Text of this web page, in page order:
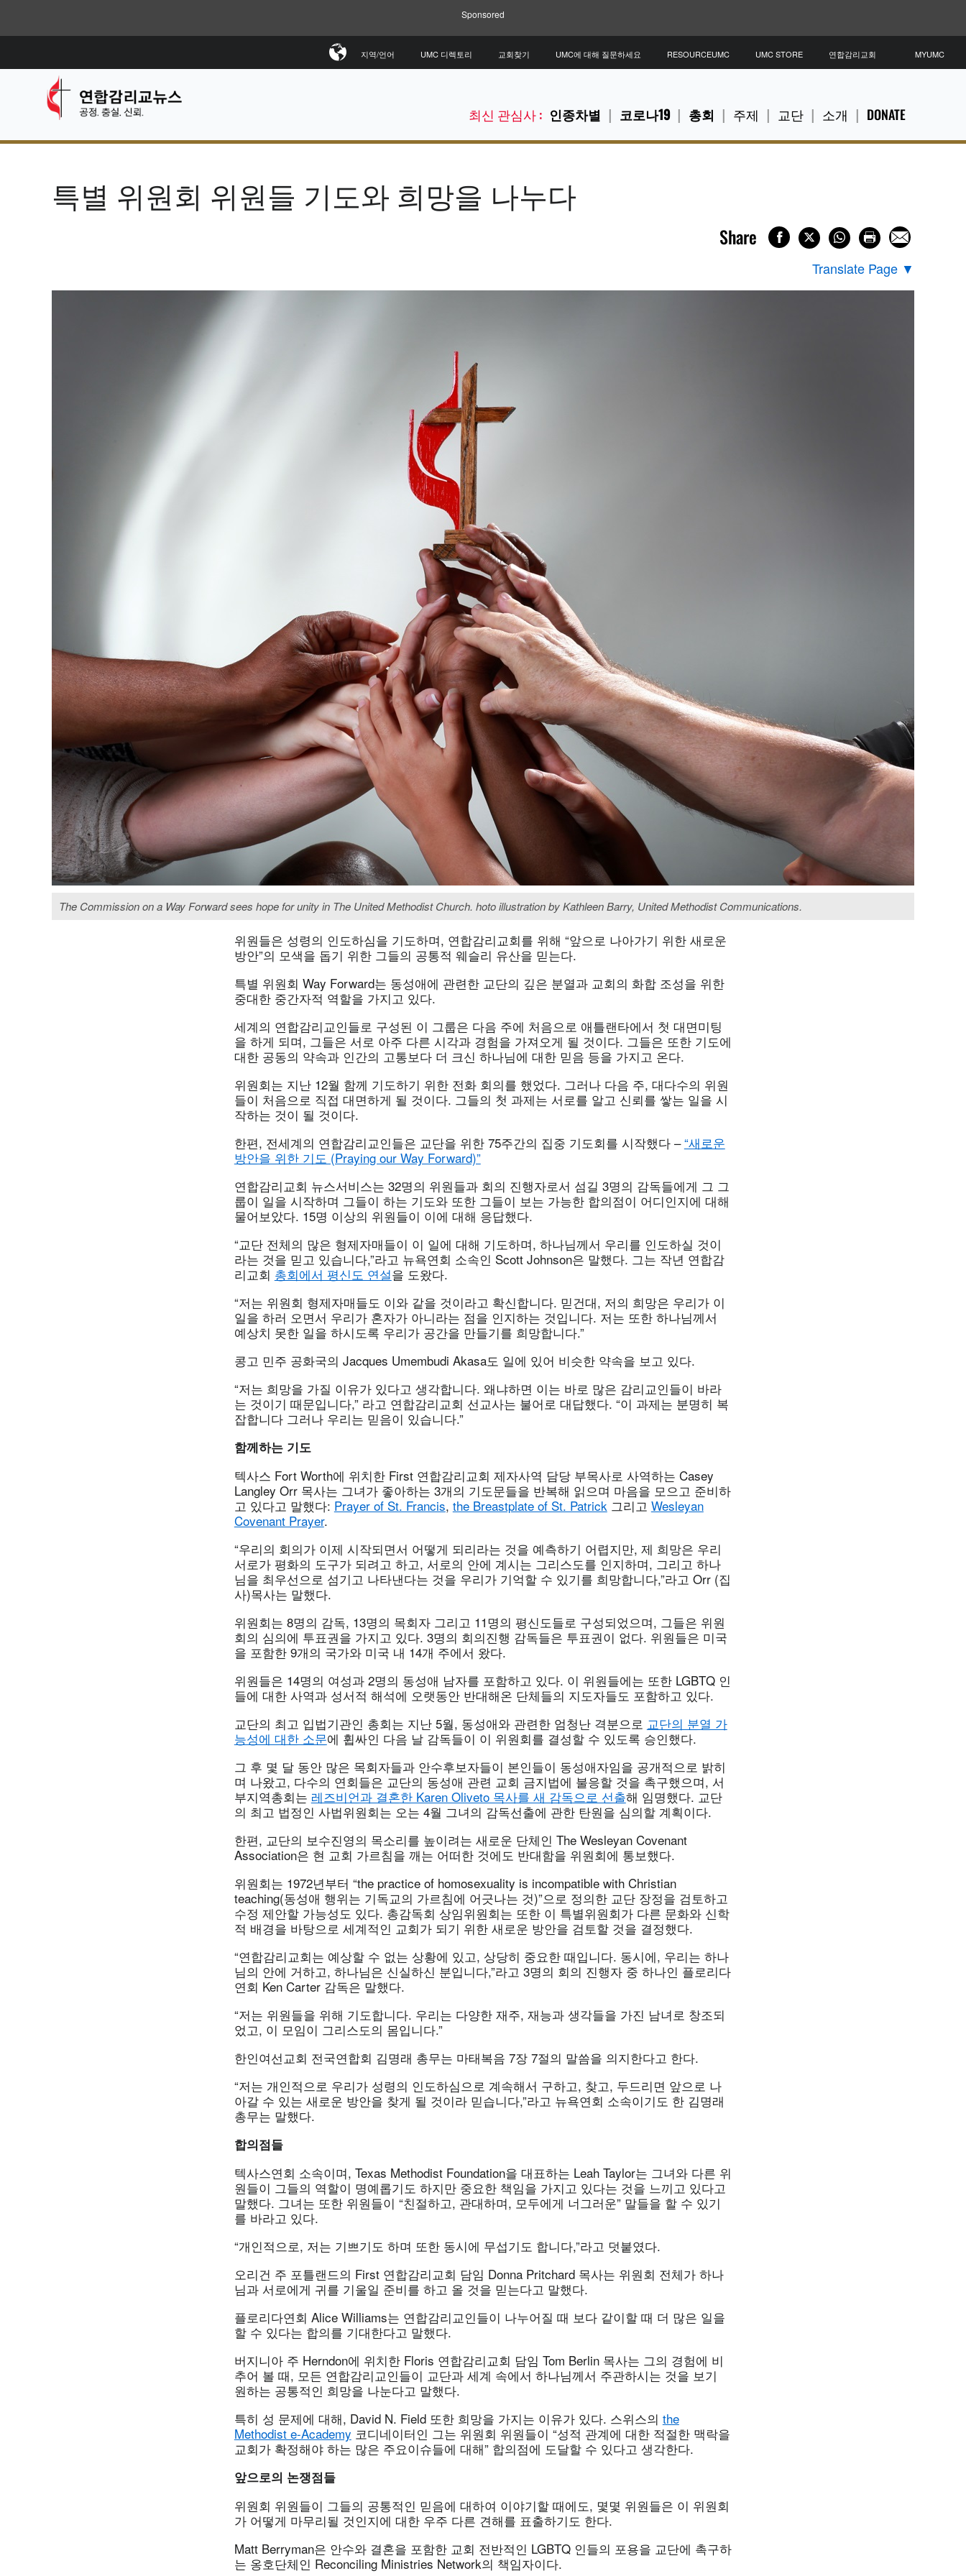
Sponsored
최신 관심사 : 인종차별 코로나19 총회 주제 교단 소개 DONATE
지역/언어 UMC 디렉토리 교회찾기 UMC에 대해 질문하세요 RESOURCEUMC UMC STORE 연합감리교회 MYUMC
특별 위원회 위원들 기도와 희망을 나누다
Share
Translate Page ▼
The Commission on a Way Forward sees hope for unity in The United Methodist Church. hoto illustration by Kathleen Barry, United Methodist Communications.
위원들은 성령의 인도하심을 기도하며, 연합감리교회를 위해 “앞으로 나아가기 위한 새로운
방안”의 모색을 돕기 위한 그들의 공통적 웨슬리 유산을 믿는다.
특별 위원회 Way Forward는 동성애에 관련한 교단의 깊은 분열과 교회의 화합 조성을 위한
중대한 중간자적 역할을 가지고 있다.
세계의 연합감리교인들로 구성된 이 그룹은 다음 주에 처음으로 애틀랜타에서 첫 대면미팅
을 하게 되며, 그들은 서로 아주 다른 시각과 경험을 가져오게 될 것이다. 그들은 또한 기도에
대한 공동의 약속과 인간의 고통보다 더 크신 하나님에 대한 믿음 등을 가지고 온다.
위원회는 지난 12월 함께 기도하기 위한 전화 회의를 했었다. 그러나 다음 주, 대다수의 위원
들이 처음으로 직접 대면하게 될 것이다. 그들의 첫 과제는 서로를 알고 신뢰를 쌓는 일을 시
작하는 것이 될 것이다.
한편, 전세계의 연합감리교인들은 교단을 위한 75주간의 집중 기도회를 시작했다 –“새로운
방안을 위한 기도 (Praying our Way Forward)”
연합감리교회 뉴스서비스는 32명의 위원들과 회의 진행자로서 섬길 3명의 감독들에게 그 그
룹이 일을 시작하며 그들이 하는 기도와 또한 그들이 보는 가능한 합의점이 어디인지에 대해
물어보았다. 15명 이상의 위원들이 이에 대해 응답했다.
“교단 전체의 많은 형제자매들이 이 일에 대해 기도하며, 하나님께서 우리를 인도하실 것이
라는 것을 믿고 있습니다,”라고 뉴욕연회 소속인 Scott Johnson은 말했다. 그는 작년 연합감
리교회 총회에서 평신도 연설을 도왔다.
“저는 위원회 형제자매들도 이와 같을 것이라고 확신합니다. 믿건대, 저의 희망은 우리가 이
일을 하러 오면서 우리가 혼자가 아니라는 점을 인지하는 것입니다. 저는 또한 하나님께서
예상치 못한 일을 하시도록 우리가 공간을 만들기를 희망합니다.”
콩고 민주 공화국의 Jacques Umembudi Akasa도 일에 있어 비슷한 약속을 보고 있다.
“저는 희망을 가질 이유가 있다고 생각합니다. 왜냐하면 이는 바로 많은 감리교인들이 바라
는 것이기 때문입니다,” 라고 연합감리교회 선교사는 불어로 대답했다. “이 과제는 분명히 복
잡합니다 그러나 우리는 믿음이 있습니다.”
함께하는 기도
텍사스 Fort Worth에 위치한 First 연합감리교회 제자사역 담당 부목사로 사역하는 Casey
Langley Orr 목사는 그녀가 좋아하는 3개의 기도문들을 반복해 읽으며 마음을 모으고 준비하
고 있다고 말했다: Prayer of St. Francis, the Breastplate of St. Patrick 그리고 Wesleyan
Covenant Prayer.
“우리의 회의가 이제 시작되면서 어떻게 되리라는 것을 예측하기 어렵지만, 제 희망은 우리
서로가 평화의 도구가 되려고 하고, 서로의 안에 계시는 그리스도를 인지하며, 그리고 하나
님을 최우선으로 섬기고 나타낸다는 것을 우리가 기억할 수 있기를 희망합니다,”라고 Orr (집
사)목사는 말했다.
위원회는 8명의 감독, 13명의 목회자 그리고 11명의 평신도들로 구성되었으며, 그들은 위원
회의 심의에 투표권을 가지고 있다. 3명의 회의진행 감독들은 투표권이 없다. 위원들은 미국
을 포함한 9개의 국가와 미국 내 14개 주에서 왔다.
위원들은 14명의 여성과 2명의 동성애 남자를 포함하고 있다. 이 위원들에는 또한 LGBTQ 인
들에 대한 사역과 성서적 해석에 오랫동안 반대해온 단체들의 지도자들도 포함하고 있다.
교단의 최고 입법기관인 총회는 지난 5월, 동성애와 관련한 엄청난 격분으로 교단의 분열 가
능성에 대한 소문에 휩싸인 다음 날 감독들이 이 위원회를 결성할 수 있도록 승인했다.
그 후 몇 달 동안 많은 목회자들과 안수후보자들이 본인들이 동성애자임을 공개적으로 밝히
며 나왔고, 다수의 연회들은 교단의 동성애 관련 교회 금지법에 불응할 것을 촉구했으며, 서
부지역총회는 레즈비언과 결혼한 Karen Oliveto 목사를 새 감독으로 선출해 임명했다. 교단
의 최고 법정인 사법위원회는 오는 4월 그녀의 감독선출에 관한 탄원을 심의할 계획이다.
한편, 교단의 보수진영의 목소리를 높이려는 새로운 단체인 The Wesleyan Covenant
Association은 현 교회 가르침을 깨는 어떠한 것에도 반대함을 위원회에 통보했다.
위원회는 1972년부터 “the practice of homosexuality is incompatible with Christian
teaching(동성애 행위는 기독교의 가르침에 어긋나는 것)”으로 정의한 교단 장정을 검토하고
수정 제안할 가능성도 있다. 총감독회 상임위원회는 또한 이 특별위원회가 다른 문화와 신학
적 배경을 바탕으로 세계적인 교회가 되기 위한 새로운 방안을 검토할 것을 결정했다.
“연합감리교회는 예상할 수 없는 상황에 있고, 상당히 중요한 때입니다. 동시에, 우리는 하나
님의 안에 거하고, 하나님은 신실하신 분입니다,”라고 3명의 회의 진행자 중 하나인 플로리다
연회 Ken Carter 감독은 말했다.
“저는 위원들을 위해 기도합니다. 우리는 다양한 재주, 재능과 생각들을 가진 남녀로 창조되
었고, 이 모임이 그리스도의 몸입니다.”
한인여선교회 전국연합회 김명래 총무는 마태복음 7장 7절의 말씀을 의지한다고 한다.
“저는 개인적으로 우리가 성령의 인도하심으로 계속해서 구하고, 찾고, 두드리면 앞으로 나
아갈 수 있는 새로운 방안을 찾게 될 것이라 믿습니다,”라고 뉴욕연회 소속이기도 한 김명래
총무는 말했다.
합의점들
텍사스연회 소속이며, Texas Methodist Foundation을 대표하는 Leah Taylor는 그녀와 다른 위
원들이 그들의 역할이 명예롭기도 하지만 중요한 책임을 가지고 있다는 것을 느끼고 있다고
말했다. 그녀는 또한 위원들이 “친절하고, 관대하며, 모두에게 너그러운” 말들을 할 수 있기
를 바라고 있다.
“개인적으로, 저는 기쁘기도 하며 또한 동시에 무섭기도 합니다,”라고 덧붙였다.
오리건 주 포틀랜드의 First 연합감리교회 담임 Donna Pritchard 목사는 위원회 전체가 하나
님과 서로에게 귀를 기울일 준비를 하고 올 것을 믿는다고 말했다.
플로리다연회 Alice Williams는 연합감리교인들이 나누어질 때 보다 같이할 때 더 많은 일을
할 수 있다는 합의를 기대한다고 말했다.
버지니아 주 Herndon에 위치한 Floris 연합감리교회 담임 Tom Berlin 목사는 그의 경험에 비
추어 볼 때, 모든 연합감리교인들이 교단과 세계 속에서 하나님께서 주관하시는 것을 보기
원하는 공통적인 희망을 나눈다고 말했다.
특히 성 문제에 대해, David N. Field 또한 희망을 가지는 이유가 있다. 스위스의 the
Methodist e-Academy 코디네이터인 그는 위원회 위원들이 “성적 관계에 대한 적절한 맥락을
교회가 확정해야 하는 많은 주요이슈들에 대해” 합의점에 도달할 수 있다고 생각한다.
앞으로의 논쟁점들
위원회 위원들이 그들의 공통적인 믿음에 대하여 이야기할 때에도, 몇몇 위원들은 이 위원회
가 어떻게 마무리될 것인지에 대한 우주 다른 견해를 표출하기도 한다.
Matt Berryman은 안수와 결혼을 포함한 교회 전반적인 LGBTQ 인들의 포용을 교단에 촉구하
는 옹호단체인 Reconciling Ministries Network의 책임자이다.